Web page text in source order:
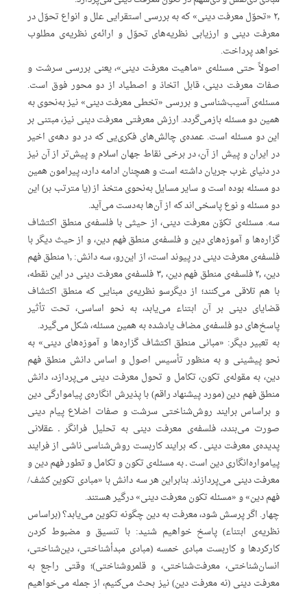
۲٫ «تحوّل معرفت دینی» که به بررسی استقرایی علل و انواع تحوّل در
معرفت دینی و ارزیابی نظریه‌های تحوّل و ارائه‌ی نظریه‌ی مطلوب
خواهد پرداخت.
اصولاً حتی مسئله‌ی «ماهیت معرفت دینی»، یعنی بررسی سرشت و
صفات معرفت دینی، قابل اتخاذ و اصطیاد از دو محور فوق است.
مسئله‌ی آسیب‌شناسی و بررسی «تخطی معرفت دینی» نیز به‌‌نحوی به
همین دو مسئله بازمی‌گردد. ارزش معرفتی معرفت دینی نیز، مبتنی بر
این دو مسئله است. عمده‌ی چالش‌های فکری‌یی که در دو دهه‌ی اخیر
در ایران و پیش از آن، در برخی نقاط جهان اسلام و پیش‌تر از آن نیز
در دنیای غرب جریان داشته است و همچنان ادامه دارد، پیرامون همین
دو مسئله بوده است و سایر مسایل به‌نحوی متخذ از (یا مترتب بر) این
دو مسئله و نوع پاسخی‌اند که از آن‌ها به‌دست می‌آید.
سه. مسئله‌ی تکوّن معرفت دینی، از حیثی با فلسفه‌ی منطق اکتشاف
گزاره‌ها و آموزه‌های دین و فلسفه‌ی منطق فهم دین، و از حیث دیگر با
فلسفه‌ی معرفت دینی در پیوند است، از این‌رو، سه دانش: ۱٫ منطق فهم
دین، ۲٫ فلسفه‌ی منطق فهم دین، ۳٫ فلسفه‌ی معرفت دینی در این نقطه،
با هم تلاقی می‌کنند؛ از دیگرسو نظریه‌ی مبنایی که منطق اکتشاف
قضایای دینی بر آن ابتناء می‌یابد، به نحو اساسی، تحت تأثیر
پاسخ‌های دو فلسفه‌ی مضاف یادشده به همین مسئله، شکل می‌گیرد.
به تعبیر دیگر: «مبانی منطق اکتشاف گزاره‌ها و آموزه‌های دینی» به
نحو پیشینی و به منظور تأسیس اصول و اساس دانش منطق فهم
دین، به مقوله‌ی تکون، تکامل و تحول معرفت دینی می‌پردازد، دانش
منطق فهم دین (مورد پیشنهاد راقم) با پذیرش انگاره‌ی پیاموارگی دین
و براساس برایند روش‌شناختی سرشت و صفات اضلاع پیام دینی
صورت می‌بندد، فلسفه‌ی معرفت دینی به تحلیل فرانگر ـ عقلانی
پدیده‌ی معرفت دینی ـ که برایند کاربست روش‌شناسی ناشی از فرایند
پیامواره‌انگاری دین است ـ به مسئله‌ی تکون و تکامل و تطور فهم دین و
معرفت دینی می‌پردازند. بنابراین هر سه دانش با «مبادی تکوین کشف/
فهم دین» و «مسئله تکون معرفت دینی» درگیر هستند.
چهار. اگر پرسش شود، معرفت به دین چگونه تکوین می‌یابد؟ (براساس
نظریه‌ی ابتناء) پاسخ خواهیم شنید: با تنسیق و مضبوط کردن
کارکردها و کاربست مبادی خمسه (مبادی مبدأشناختی، دین‌شناختی،
انسان‌شناختی، معرفت‌شناختی، و قلمروشناختی)؛ وقتی راجع به
معرفت دینی (نه معرفت دین) نیز بحث می‌‌کنیم، از جمله می‌خواهیم